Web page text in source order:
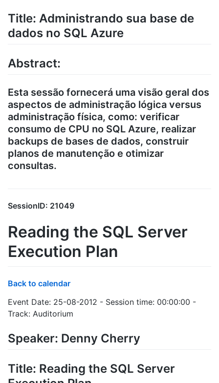
Title: Administrando sua base de
dados no SQL Azure
Abstract:
Esta sessão fornecerá uma visão geral dos
aspectos de administração lógica versus
administração física, como: verificar
consumo de CPU no SQL Azure, realizar
backups de bases de dados, construir
planos de manutenção e otimizar
consultas.
SessionID: 21049
Reading the SQL Server
Execution Plan
Back to calendar
Event Date: 25-08-2012 - Session time: 00:00:00 -
Track: Auditorium
Speaker: Denny Cherry
Title: Reading the SQL Server